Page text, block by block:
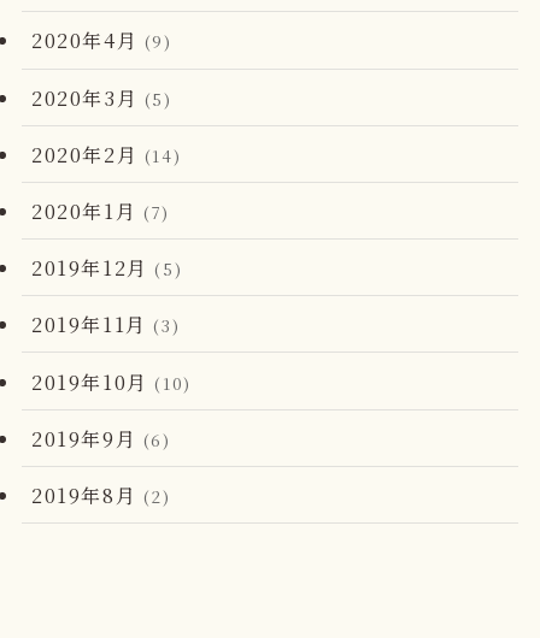
2020年4月 (9)
2020年3月 (5)
2020年2月 (14)
2020年1月 (7)
2019年12月 (5)
2019年11月 (3)
2019年10月 (10)
2019年9月 (6)
2019年8月 (2)